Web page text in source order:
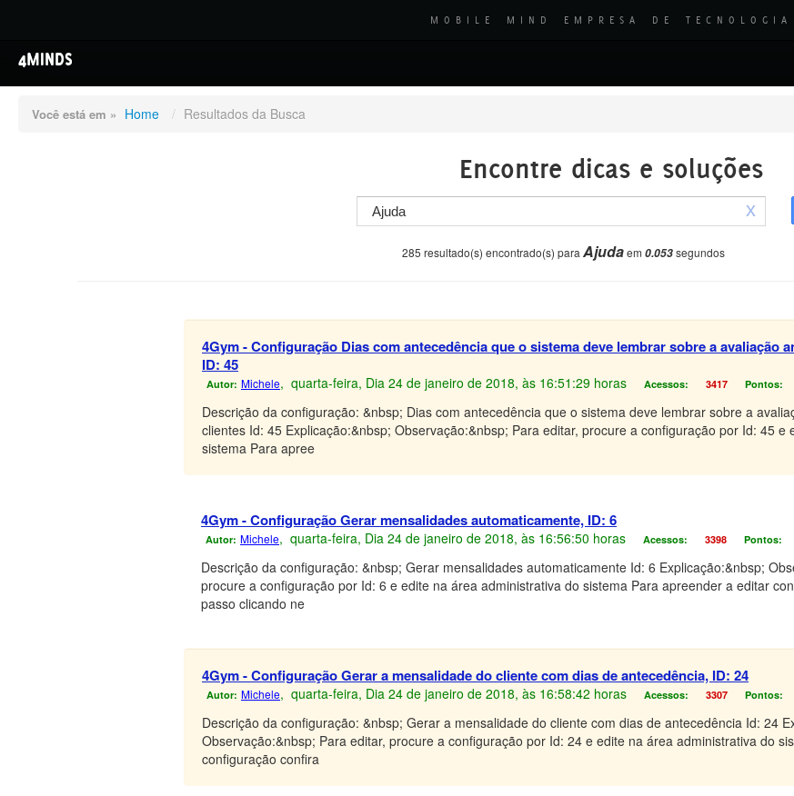
MOBILE MIND EMPRESA DE TECNOLOGIA
4MINDS
Você está em » Home / Resultados da Busca
Encontre dicas e soluções
x
285 resultado(s) encontrado(s) para Ajudaem 0.053segundos
4Gym - Configuração Dias com antecedência que o sistema deve lembrar sobre a avaliação
ID: 45
Autor: Michele, quarta-feira, Dia 24 de janeiro de 2018, às 16:51:29 horas Acessos: 3417 Pontos:
Descrição da configuração: &nbsp; Dias com antecedência que o sistema deve lembrar sobre a
clientes Id: 45 Explicação:&nbsp; Observação:&nbsp; Para editar, procure a configuração por Id: 45 e
sistema Para apree
4Gym - Configuração Gerar mensalidades automaticamente, ID: 6
Autor: Michele, quarta-feira, Dia 24 de janeiro de 2018, às 16:56:50 horas Acessos: 3398 Pontos:
Descrição da configuração: &nbsp; Gerar mensalidades automaticamente Id: 6 Explicação:&nbsp;
procure a configuração por Id: 6 e edite na área administrativa do sistema Para apreender a editar
passo clicando ne
4Gym - Configuração Gerar a mensalidade do cliente com dias de antecedência, ID: 24
Autor: Michele, quarta-feira, Dia 24 de janeiro de 2018, às 16:58:42 horas Acessos: 3307 Pontos:
Descrição da configuração: &nbsp; Gerar a mensalidade do cliente com dias de antecedência Id: 24
Observação:&nbsp; Para editar, procure a configuração por Id: 24 e edite na área administrativa do
configuração confira